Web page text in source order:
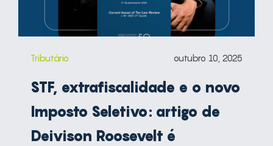
Tributário outubro 10, 2025
STF, extrafiscalidade e o novo
Imposto Seletivo: artigo de
Deivison Roosevelt é